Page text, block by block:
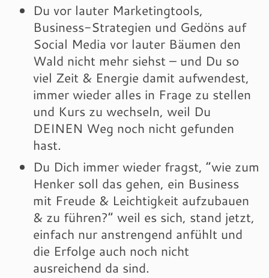
Du vor lauter Marketingtools,
Business-Strategien und Gedöns auf
Social Media vor lauter Bäumen den
Wald nicht mehr siehst – und Du so
viel Zeit & Energie damit aufwendest,
immer wieder alles in Frage zu stellen
und Kurs zu wechseln, weil Du
DEINEN Weg noch nicht gefunden
hast.
Du Dich immer wieder fragst, “wie zum
Henker soll das gehen, ein Business
mit Freude & Leichtigkeit aufzubauen
& zu führen?” weil es sich, stand jetzt,
einfach nur anstrengend anfühlt und
die Erfolge auch noch nicht
ausreichend da sind.